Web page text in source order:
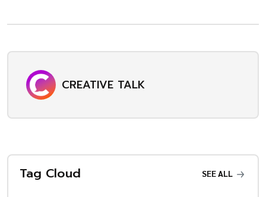
CREATIVE TALK
Tag Cloud SEE ALL